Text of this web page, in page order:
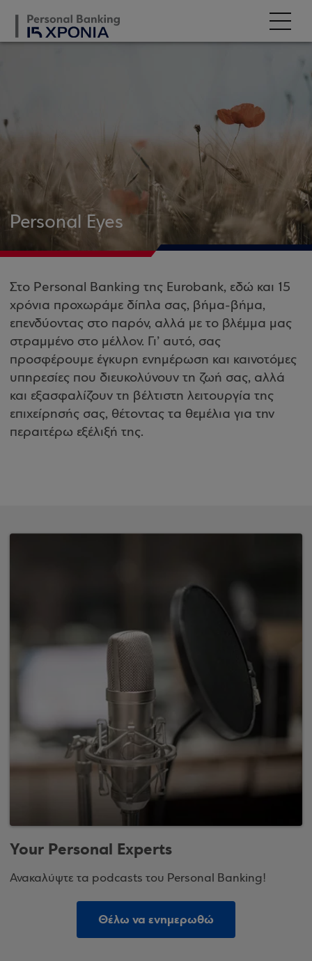
Personal Eyes
Στο Personal Banking της Eurobank, εδώ και 15
χρόνια προχωράμε δίπλα σας, βήμα-βήμα,
επενδύοντας στο παρόν, αλλά με το βλέμμα μας
στραμμένο στο μέλλον. Γι’ αυτό, σας
προσφέρουμε έγκυρη ενημέρωση και καινοτόμες
υπηρεσίες που διευκολύνουν τη ζωή σας, αλλά
και εξασφαλίζουν τη βέλτιστη λειτουργία της
επιχείρησής σας, θέτοντας τα θεμέλια για την
περαιτέρω εξέλιξή της.
Your Personal Experts
Ανακαλύψτε τα podcasts του Personal Banking!
Θέλω να ενημερωθώ